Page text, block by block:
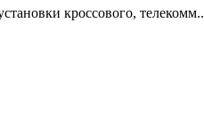
кроссового, телекомм..